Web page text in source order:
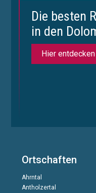
Die besten
in den
Hier entdecken
Ortschaften
Ahrntal
Antholzertal